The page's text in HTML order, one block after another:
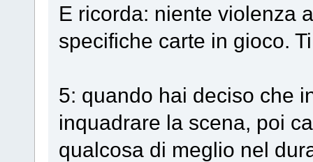
E ricorda: niente violenza
specifiche carte in gioco.
5: quando hai deciso che
inquadrare la scena, poi
qualcosa di meglio nel